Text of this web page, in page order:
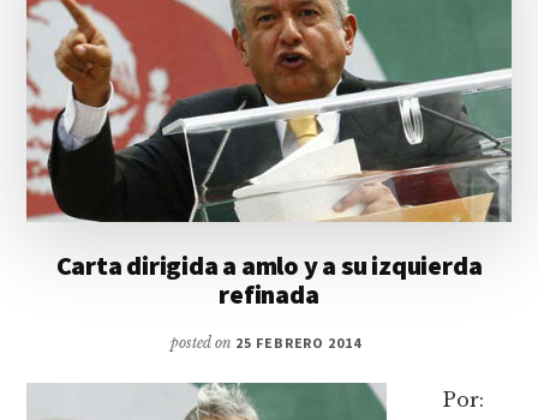
Carta dirigida a amlo y a su izquierda
refinada
posted on 25 FEBRERO 2014
Por: